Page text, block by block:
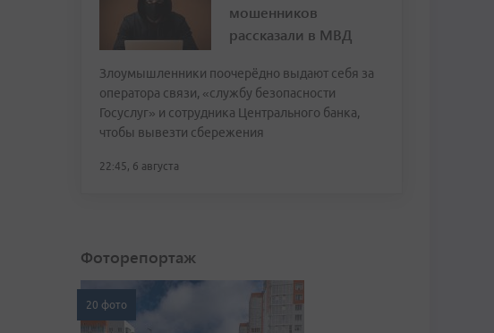
мошенников
рассказали в МВД
Злоумышленники поочерёдно выдают себя за
оператора связи, «службу безопасности
Госуслуг» и сотрудника Центрального банка,
чтобы вывезти сбережения
22:45, 6 августа
Фоторепортаж
20 фото